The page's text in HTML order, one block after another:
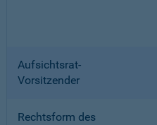
Aufsichtsrat-
Vorsitzender
Rechtsform des